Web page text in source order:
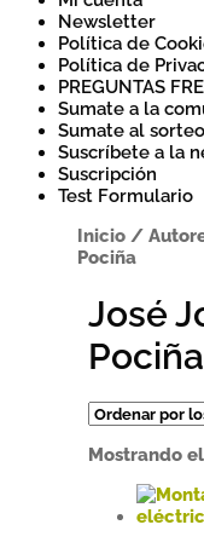
Newsletter
Política de
Política de
PREGUNTAS
Sumate a la
Sumate al
Suscríbete a la
Suscripción
Test Formulario
Inicio /
Pociña
José
Pociña
Mostrando